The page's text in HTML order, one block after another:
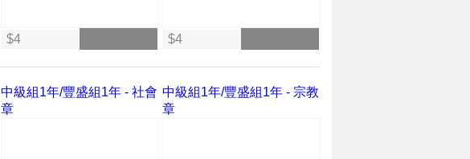
$4 $4
中級組1年/豐盛組1年 - 社會
章
中級組1年/豐盛組1年 - 宗教
章